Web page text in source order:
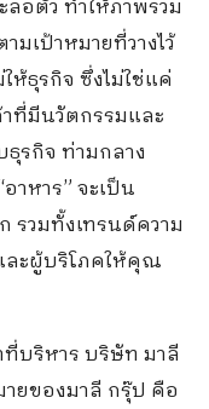
ลอตัว ทำให้ภาพรวม
มเป้าหมายที่วางไว้
ธุรกิจ ซึ่งไม่ใช่แค่
ที่มีนวัตกรรมและ
รกิจ ท่ามกลาง
าหาร” จะเป็น
รวมทั้งเทรนด์ความ
ละผู้บริโภคให้คุณ
ที่บริหาร บริษัท มาลี
ยของมาลี กรุ๊ป คือ